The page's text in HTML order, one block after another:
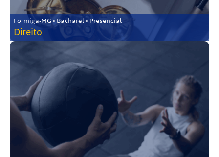
Formiga-MG • Bacharel • Presencial
Direito